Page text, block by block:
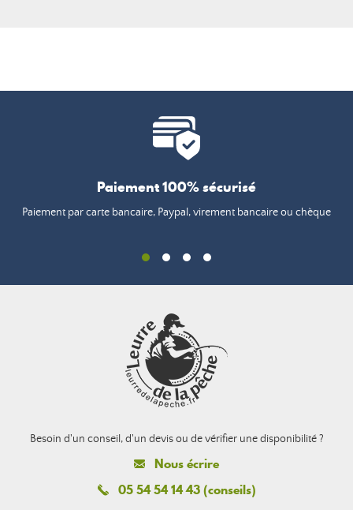
Paiement 100% sécurisé
Paiement par carte bancaire, Paypal, virement bancaire ou chèque
Besoin d'un conseil, d'un devis ou de vérifier une disponibilité ?
Nous écrire
05 54 54 14 43 (conseils)